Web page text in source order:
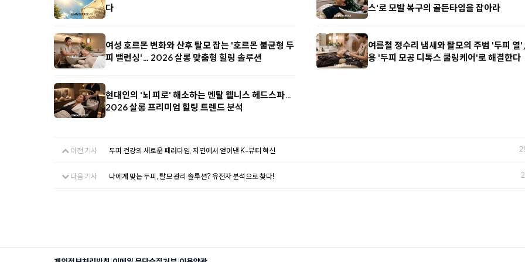
다
여성 호르몬 변화와 산후 탈모 잡는 '호르몬 불균형 두
피 밸런싱'… 2026 살롱 맞춤형 힐링 솔루션
현대인의 '뇌 피로' 해소하는 멘탈 웰니스 헤드스파…
2026 살롱 프리미엄 힐링 트렌드 분석
스'로 모발 복구의 골든타임을 잡아라
여름철 정수리 냄새와 탈모의 주범 '두피 열
용 '두피 모공 디톡스 쿨링케어'로 해결한다
이전 기사 두피 건강의 새로운 패러다임, 자연에서 얻어낸 K-뷰티 혁신
다음 기사 나에게 맞는 두피, 탈모 관리 솔루션? 유전자 분석으로 찾다!